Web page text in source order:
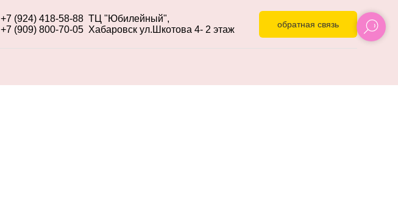
+7 (924) 418-58-88 ТЦ "Юбилейный",
+7 (909) 800-70-05 Хабаровск ул.Шкотова 4- 2 этаж
обратная связь